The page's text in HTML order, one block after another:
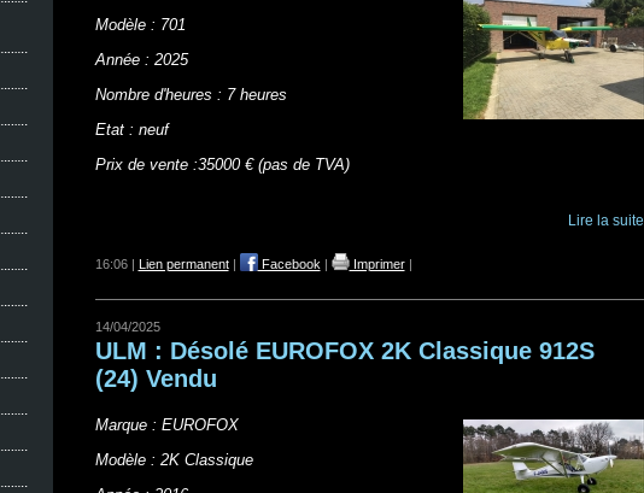
Modèle : 701
Année : 2025
Nombre d'heures : 7 heures
Etat : neuf
Prix de vente :35000 € (pas de TVA)
Lire la suite
16:06 | Lien permanent| Facebook | Imprimer|
14/04/2025
ULM : Désolé EUROFOX 2K Classique 912S
(24) Vendu
Marque : EUROFOX
Modèle : 2K Classique